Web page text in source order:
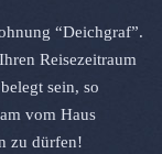
“Deichgraf”.
Reisezeitraum
sein, so
vom Haus
zu dürfen!